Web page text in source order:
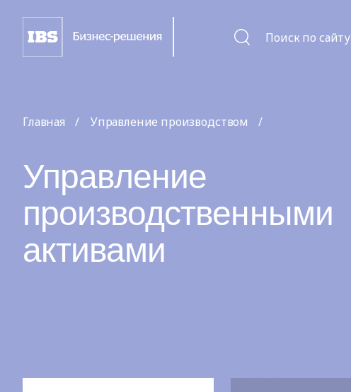
Поиск по сайту
Главная Управление производством
Управление
производственными
активами